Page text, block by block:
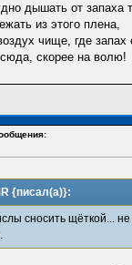
дышать от запаха
из этого плена,
чище, где
скорее на волю!
{писал(а)}:
сносить щёткой...